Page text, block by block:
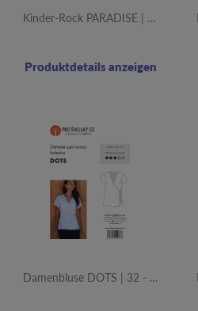
Kinder-Rock PARADISE | 80 - 164
Produktdetails anzeigen
Damenbluse DOTS | 32 - 46